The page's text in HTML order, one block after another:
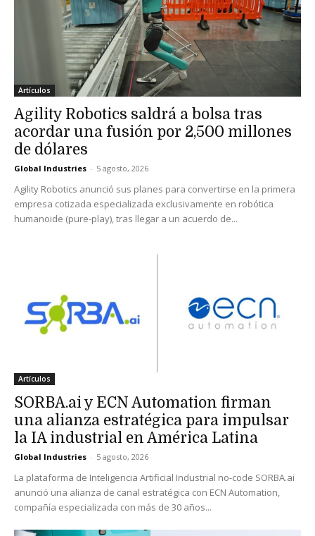
Artículos
Agility Robotics saldrá a bolsa tras
acordar una fusión por 2,500 millones
de dólares
Global Industries - 5 agosto, 2026
Agility Robotics anunció sus planes para convertirse en la primera
empresa cotizada especializada exclusivamente en robótica
humanoide (pure-play), tras llegar a un acuerdo de...
Artículos
SORBA.ai y ECN Automation firman
una alianza estratégica para impulsar
la IA industrial en América Latina
Global Industries - 5 agosto, 2026
La plataforma de Inteligencia Artificial Industrial no-code SORBA.ai
anunció una alianza de canal estratégica con ECN Automation,
compañía especializada con más de 30 años...